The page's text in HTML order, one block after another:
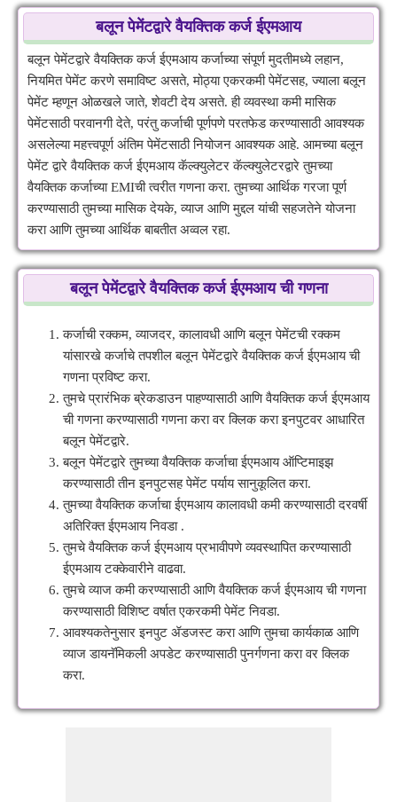
बलून पेमेंटद्वारे वैयक्तिक कर्ज ईएमआय
बलून पेमेंटद्वारे वैयक्तिक कर्ज ईएमआय कर्जाच्या संपूर्ण मुदतीमध्ये लहान,
नियमित पेमेंट करणे समाविष्ट असते, मोठ्या एकरकमी पेमेंटसह, ज्याला बलून
पेमेंट म्हणून ओळखले जाते, शेवटी देय असते. ही व्यवस्था कमी मासिक
पेमेंटसाठी परवानगी देते, परंतु कर्जाची पूर्णपणे परतफेड करण्यासाठी आवश्यक
असलेल्या महत्त्वपूर्ण अंतिम पेमेंटसाठी नियोजन आवश्यक आहे. आमच्या बलून
पेमेंट द्वारे वैयक्तिक कर्ज ईएमआय कॅल्क्युलेटर कॅल्क्युलेटरद्वारे तुमच्या
वैयक्तिक कर्जाच्या EMIची त्वरीत गणना करा. तुमच्या आर्थिक गरजा पूर्ण
करण्यासाठी तुमच्या मासिक देयके, व्याज आणि मुद्दल यांची सहजतेने योजना
करा आणि तुमच्या आर्थिक बाबतीत अव्वल रहा.
बलून पेमेंटद्वारे वैयक्तिक कर्ज ईएमआय ची गणना
कर्जाची रक्कम, व्याजदर, कालावधी आणि बलून पेमेंटची रक्कम
यांसारखे कर्जाचे तपशील बलून पेमेंटद्वारे वैयक्तिक कर्ज ईएमआय ची
गणना प्रविष्ट करा.
तुमचे प्रारंभिक ब्रेकडाउन पाहण्यासाठी आणि वैयक्तिक कर्ज ईएमआय
ची गणना करण्यासाठी गणना करा वर क्लिक करा इनपुटवर आधारित
बलून पेमेंटद्वारे.
बलून पेमेंटद्वारे तुमच्या वैयक्तिक कर्जाचा ईएमआय ऑप्टिमाइझ
करण्यासाठी तीन इनपुटसह पेमेंट पर्याय सानुकूलित करा.
तुमच्या वैयक्तिक कर्जाचा ईएमआय कालावधी कमी करण्यासाठी दरवर्षी
अतिरिक्त ईएमआय निवडा .
तुमचे वैयक्तिक कर्ज ईएमआय प्रभावीपणे व्यवस्थापित करण्यासाठी
ईएमआय टक्केवारीने वाढवा.
तुमचे व्याज कमी करण्यासाठी आणि वैयक्तिक कर्ज ईएमआय ची गणना
करण्यासाठी विशिष्ट वर्षात एकरकमी पेमेंट निवडा.
आवश्यकतेनुसार इनपुट ॲडजस्ट करा आणि तुमचा कार्यकाळ आणि
व्याज डायनॅमिकली अपडेट करण्यासाठी पुनर्गणना करा वर क्लिक
करा.